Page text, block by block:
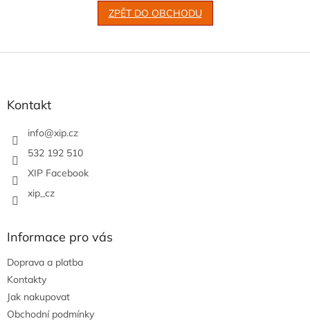
ZPĚT DO OBCHODU
Z
Kontakt
info@xip.cz
532 192 510
XIP Facebook
xip_cz
Informace pro vás
Doprava a platba
Kontakty
Jak nakupovat
Obchodní podmínky